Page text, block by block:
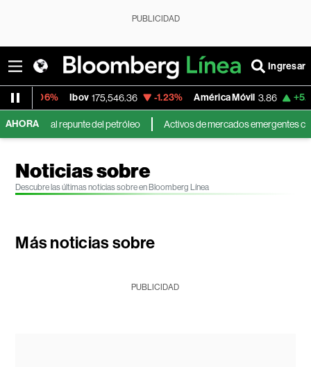
PUBLICIDAD
Ingresar
-0.06% Ibov 175,546.36 -1.23% América Móvil 3.86 +5.18%
AHORAy al repunte del petróleo Activos de mercados emergentes
Noticias sobre
Descubre las últimas noticias sobre en Bloomberg Línea
Más noticias sobre
PUBLICIDAD